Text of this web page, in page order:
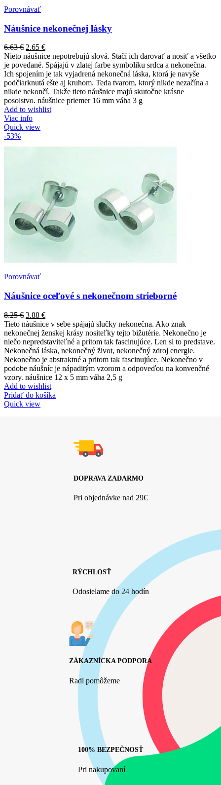
Porovnávať
Náušnice nekonečnej lásky
6.63€ 2.65 €
Nieto náušnice nepotrebujú slová. Stačí ich darovať a nosiť a všetko
je povedané. Spájajú v zlatej farbe symboliku srdca a nekonečna.
Ich spojením je tak vyjadrená nekonečná láska, ktorá je navyše
podčiarknutá ešte aj kruhom. Teda tvarom, ktorý nikde nezačína a
nikde nekončí. Takže tieto náušnice majú skutočne krásne
posolstvo. náušnice priemer 16 mm váha 3 g
Add to wishlist
Viac info
Quick view
-53%
Porovnávať
Náušnice oceľové s nekonečnom strieborné
8.25€ 3.88 €
Tieto náušnice v sebe spájajú slučky nekonečna. Ako znak
nekonečnej ženskej krásy nositeľky tejto bižutérie. Nekonečno je
niečo nepredstaviteľné a pritom tak fascinujúce. Len si to predstave.
Nekonečná láska, nekonečný život, nekonečný zdroj energie.
Nekonečno je abstraktné a pritom tak fascinujúce. Nekonečno v
podobe náušníc je nápaditým vzorom a odpoveďou na konvenčné
vzory. náušnice 12 x 5 mm váha 2,5 g
Add to wishlist
Pridať do košíka
Quick view
DOPRAVA ZADARMO
Pri objednávke nad 29€
RÝCHLOSŤ
Odosielame do 24 hodín
ZÁKAZNÍCKA PODPORA
Radi pomôžeme
100% BEZPEČNOSŤ
Pri nakupovaní